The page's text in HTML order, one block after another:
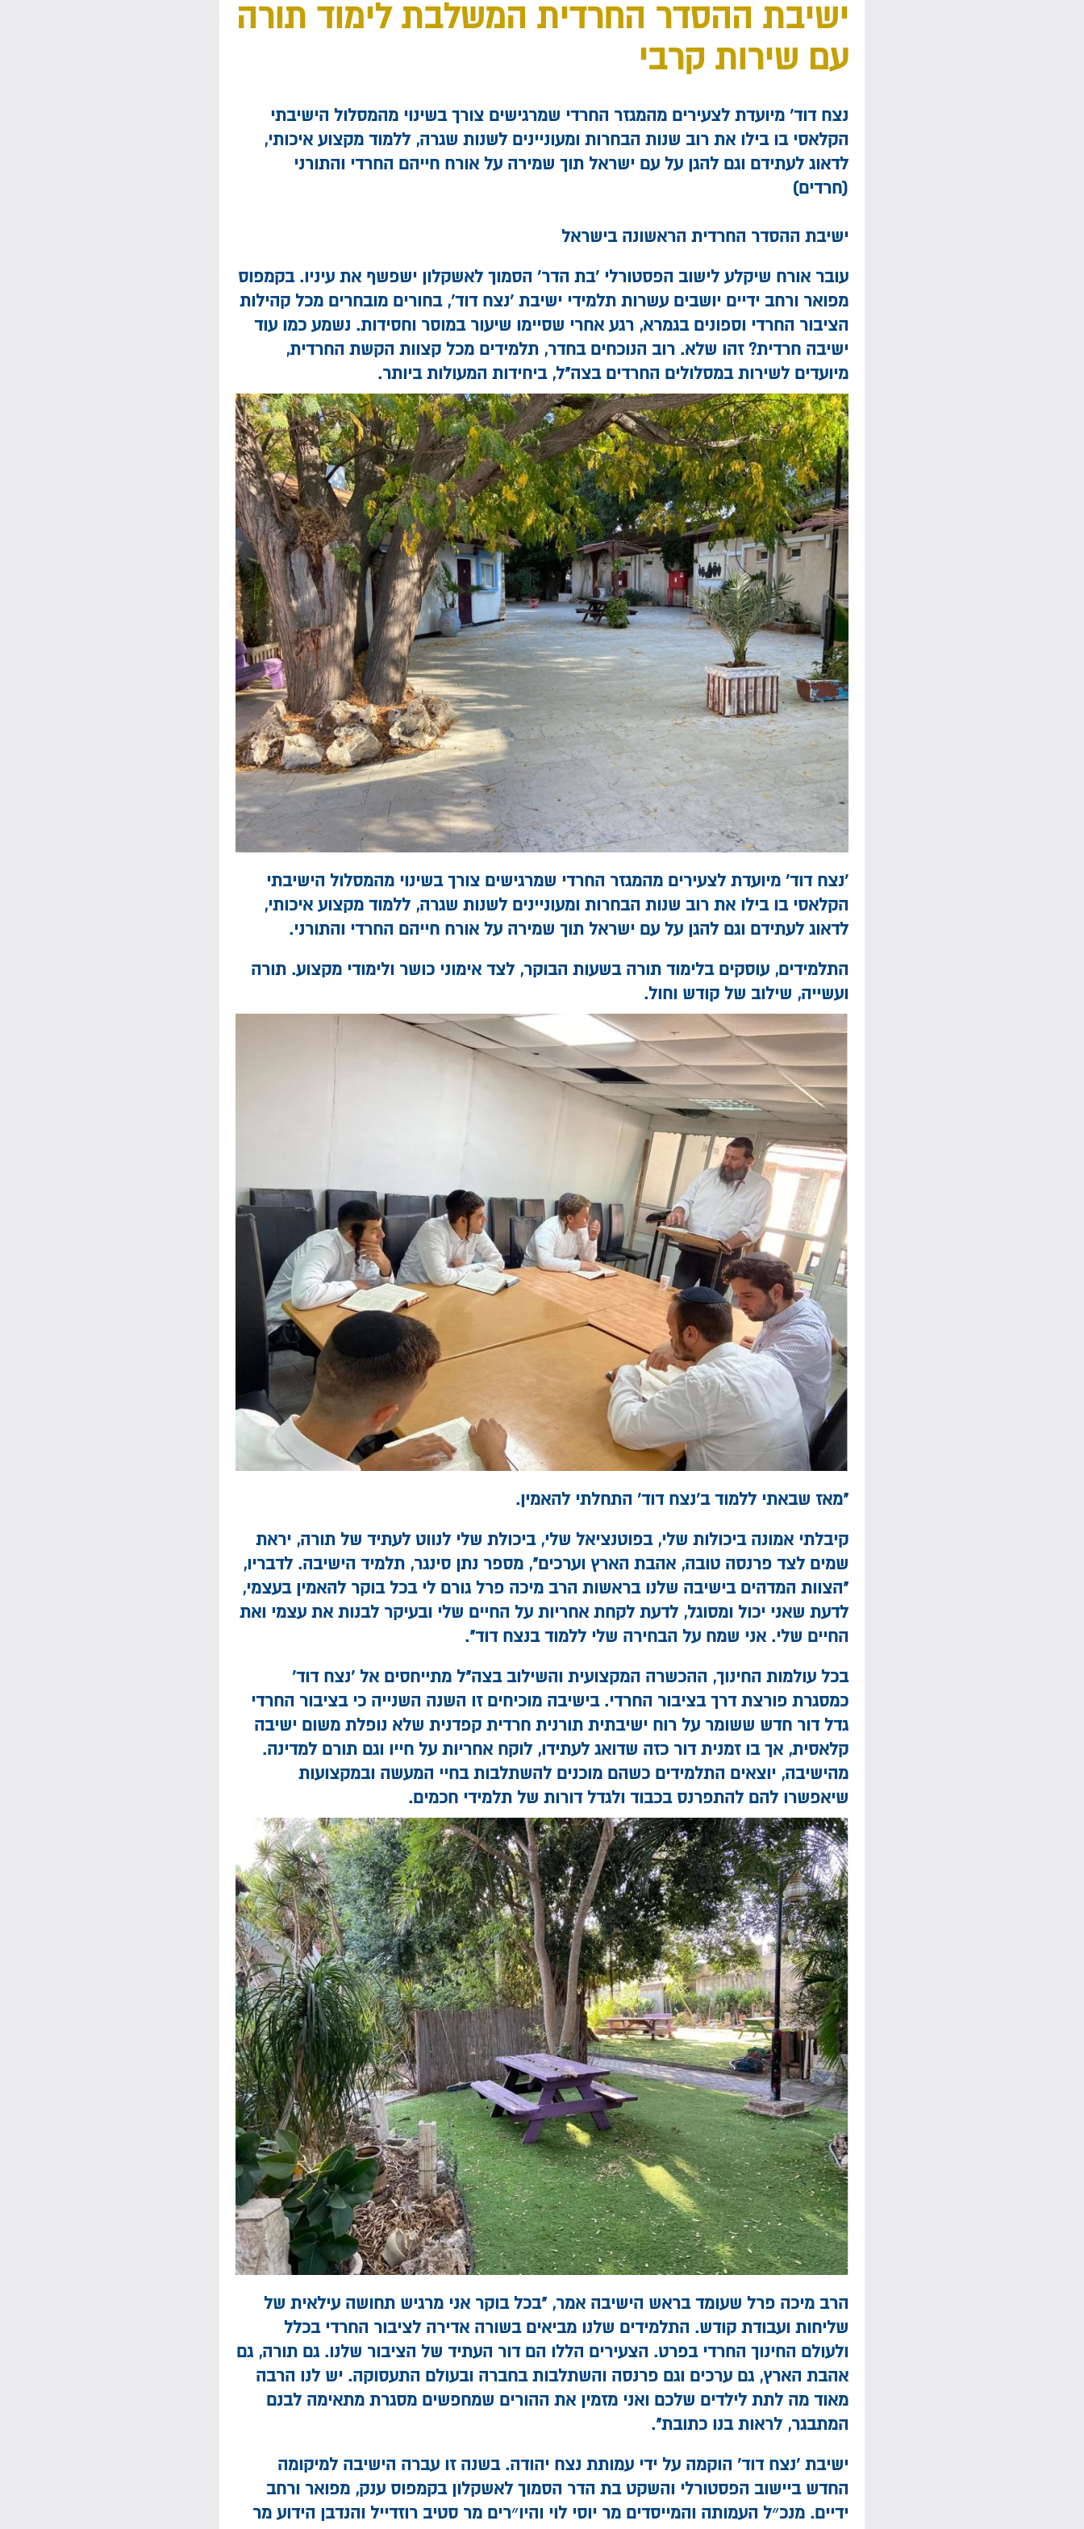
ישיבת ההסדר החרדית המשלבת לימוד תורה
עם שירות קרבי
נצח דוד' מיועדת לצעירים מהמגזר החרדי שמרגישים צורך בשינוי מהמסלול הישיבתי
הקלאסי בו בילו את רוב שנות הבחרות ומעוניינים לשנות שגרה, ללמוד מקצוע איכותי,
לדאוג לעתידם וגם להגן על עם ישראל תוך שמירה על אורח חייהם החרדי והתורני
(חרדים)
ישיבת ההסדר החרדית הראשונה בישראל
עובר אורח שיקלע לישוב הפסטורלי 'בת הדר' הסמוך לאשקלון ישפשף את עיניו. בקמפוס
מפואר ורחב ידיים יושבים עשרות תלמידי ישיבת 'נצח דוד', בחורים מובחרים מכל קהילות
הציבור החרדי וספונים בגמרא, רגע אחרי שסיימו שיעור במוסר וחסידות. נשמע כמו עוד
ישיבה חרדית? זהו שלא. רוב הנוכחים בחדר, תלמידים מכל קצוות הקשת החרדית,
מיועדים לשירות במסלולים החרדים בצה"ל, ביחידות המעולות ביותר.
'נצח דוד' מיועדת לצעירים מהמגזר החרדי שמרגישים צורך בשינוי מהמסלול הישיבתי
הקלאסי בו בילו את רוב שנות הבחרות ומעוניינים לשנות שגרה, ללמוד מקצוע איכותי,
לדאוג לעתידם וגם להגן על עם ישראל תוך שמירה על אורח חייהם החרדי והתורני.
התלמידים, עוסקים בלימוד תורה בשעות הבוקר, לצד אימוני כושר ולימודי מקצוע. תורה
ועשייה, שילוב של קודש וחול.
"מאז שבאתי ללמוד ב'נצח דוד' התחלתי להאמין.
קיבלתי אמונה ביכולות שלי, בפוטנציאל שלי, ביכולת שלי לנווט לעתיד של תורה, יראת
שמים לצד פרנסה טובה, אהבת הארץ וערכים", מספר נתן סינגר, תלמיד הישיבה. לדבריו,
"הצוות המדהים בישיבה שלנו בראשות הרב מיכה פרל גורם לי בכל בוקר להאמין בעצמי,
לדעת שאני יכול ומסוגל, לדעת לקחת אחריות על החיים שלי ובעיקר לבנות את עצמי ואת
החיים שלי. אני שמח על הבחירה שלי ללמוד בנצח דוד".
בכל עולמות החינוך, ההכשרה המקצועית והשילוב בצה"ל מתייחסים אל 'נצח דוד'
כמסגרת פורצת דרך בציבור החרדי. בישיבה מוכיחים זו השנה השנייה כי בציבור החרדי
גדל דור חדש ששומר על רוח ישיבתית תורנית חרדית קפדנית שלא נופלת משום ישיבה
קלאסית, אך בו זמנית דור כזה שדואג לעתידו, לוקח אחריות על חייו וגם תורם למדינה.
מהישיבה, יוצאים התלמידים כשהם מוכנים להשתלבות בחיי המעשה ובמקצועות
שיאפשרו להם להתפרנס בכבוד ולגדל דורות של תלמידי חכמים.
הרב מיכה פרל שעומד בראש הישיבה אמר, "בכל בוקר אני מרגיש תחושה עילאית של
שליחות ועבודת קודש. התלמידים שלנו מביאים בשורה אדירה לציבור החרדי בכלל
ולעולם החינוך החרדי בפרט. הצעירים הללו הם דור העתיד של הציבור שלנו. גם תורה, גם
אהבת הארץ, גם ערכים וגם פרנסה והשתלבות בחברה ובעולם התעסוקה. יש לנו הרבה
מאוד מה לתת לילדים שלכם ואני מזמין את ההורים שמחפשים מסגרת מתאימה לבנם
המתבגר, לראות בנו כתובת".
ישיבת 'נצח דוד' הוקמה על ידי עמותת נצח יהודה. בשנה זו עברה הישיבה למיקומה
החדש ביישוב הפסטורלי והשקט בת הדר הסמוך לאשקלון בקמפוס ענק, מפואר ורחב
ידיים. מנכ״ל העמותה והמייסדים מר יוסי לוי והיו״רים מר סטיב רוזדייל והנדבן הידוע מר